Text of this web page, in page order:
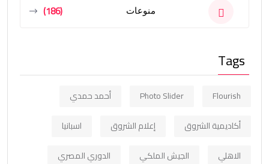
منوعات (186)
Tags
Flourish
Photo Slider
أحمد حمدي
أكاديمية الشروق
إعلام الشروق
اسبانيا
الاهلي
الجيش الملكي
الدوري المصري